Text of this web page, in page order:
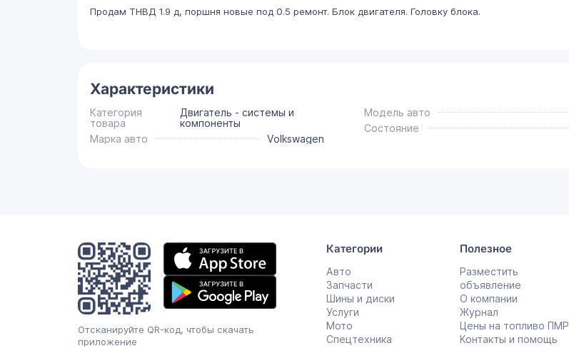
Продам ТНВД 1.9 д, поршня новые под 0.5 ремонт. Блок двигателя. Головку блока.
Характеристики
Категория
товара
Двигатель - системы и
компоненты
Марка авто
Volkswagen
Модель авто
Состояние
Мобильное
приложение
Отсканируйте QR-код, чтобы скачать
приложение
Категории
Авто
Запчасти
Шины и диски
Услуги
Мото
Спецтехника
Полезное
Разместить
объявление
О компании
Журнал
Цены на топливо ПМР
Контакты и помощь